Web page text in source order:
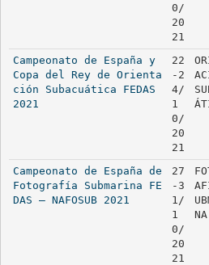
0/
20
21
Campeonato de España y
Copa del Rey de Orienta
ción Subacuática FEDAS
2021
22
-2
4/
1
0/
20
21
Campeonato de España de
Fotografía Submarina FE
DAS – NAFOSUB 2021
27
-3
1/
1
0/
20
21
NA